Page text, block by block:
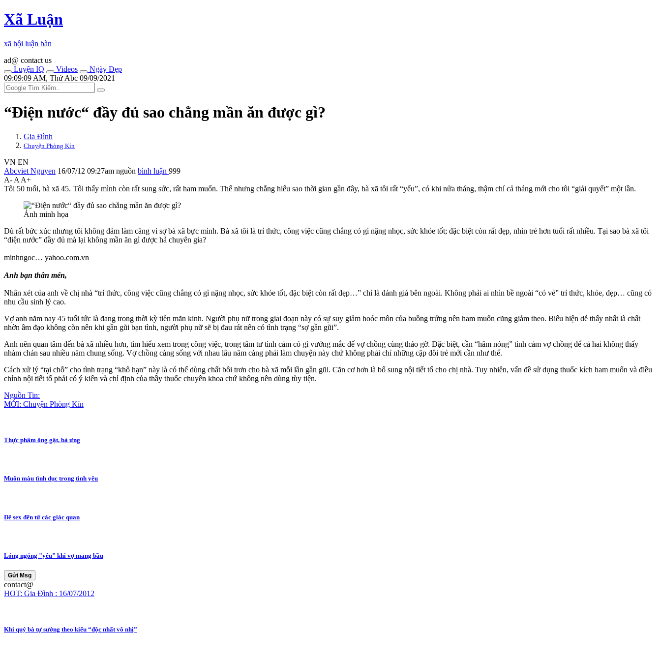
Xã Luận
xã hội luận bàn
ad@ contact us
Luyện IQ
Videos
Ngày Đẹp
09:09:09 AM, Thứ Abc 09/09/2021
“Điện nước“ đầy đủ sao chẳng mần ăn được gì?
Gia Đình
Chuyện Phòng Kín
VN EN
Abcviet Nguyen 16/07/12 09:27am nguồn bình luận 999
A- A A+
Tôi 50 tuổi, bà xã 45. Tôi thấy mình còn rất sung sức, rất ham muốn. Thế nhưng chẳng hiểu sao thời gian gần đây, bà xã tôi rất “yếu”, có khi nửa tháng, thậm chí cả tháng mới cho tôi “giải quyết” một lần.
Ảnh minh họa
Dù rất bức xúc nhưng tôi không dám làm căng vì sợ bà xã bực mình. Bà xã tôi là trí thức, công việc cũng chẳng có gì nặng nhọc, sức khỏe tốt; đặc biệt còn rất đẹp, nhìn trẻ hơn tuổi rất nhiều. Tại sao bà xã tôi
“điện nước” đầy đủ mà lại không mần ăn gì được hả chuyên gia?
minhngoc… yahoo.com.vn
Anh bạn thân mến,
Nhân xét của anh về chị nhà “trí thức, công việc cũng chẳng có gì nặng nhọc, sức khỏe tốt, đặc biệt còn rất đẹp…” chỉ là đánh giá bên ngoài. Không phải ai nhìn bề ngoài “có vẻ” trí thức, khỏe, đẹp… cũng có
nhu cầu sin‌ּh l‌ּý cao.
Vợ anh năm nay 45 tuổi tức là đang trong thời kỳ tiền mãn kinh. Người phụ nữ trong giai đoạn này có sự suy giảm hoóc môn của buồng trứng nên ham muốn cũng giảm theo. Biểu hiện dễ thấy nhất là chất
nhờn â‌ּm đạ‌ּo không còn nên khi gần gũi bạ‌n tìn‌h, người phụ nữ sẽ bị đau rát nên có tình trạng “sợ gần gũi”.
Anh nên quan tâm đến bà xã nhiều hơn, tìm hiểu xem trong công việc, trong tâm tư tình cảm có gì vướng mắc để vợ chồng cùng tháo gỡ. Đặc biệt, cần “hâm nóng” tình cảm vợ chồng để cả hai không thấy
nhàm chán sau nhiều năm chung sống. Vợ chồng càng sống với nhau lâu năm càng phải làm chuyện này chứ không phải chỉ những cặp đôi trẻ mới cần như thế.
Cách xử lý “tại chỗ” cho tình trạng “khô hạn” này là có thể dùng chất bôi trơn cho bà xã mỗi lần gần gũi. Căn cơ hơn là bổ sung nội tiết tố cho chị nhà. Tuy nhiên, vấn đề sử dụng thuốc kích ham muốn và điều
chỉnh nội tiết tố phải có ý kiến và chỉ định của thầy thuốc chuyên khoa chứ không nên dùng tùy tiện.
Nguồn Tin:
MỚI: Chuyện Phòng Kín
Thực phẩm ông gật, bà ưng
Muôn màu tình dục trong tình yêu
Để sex đến từ các giác quan
Lóng ngóng "yêu" khi vợ mang bầu
Gửi Msg
contact@
HOT: Gia Đình : 16/07/2012
Khi quý bà tự sướng theo kiểu “độc nhất vô nhị”